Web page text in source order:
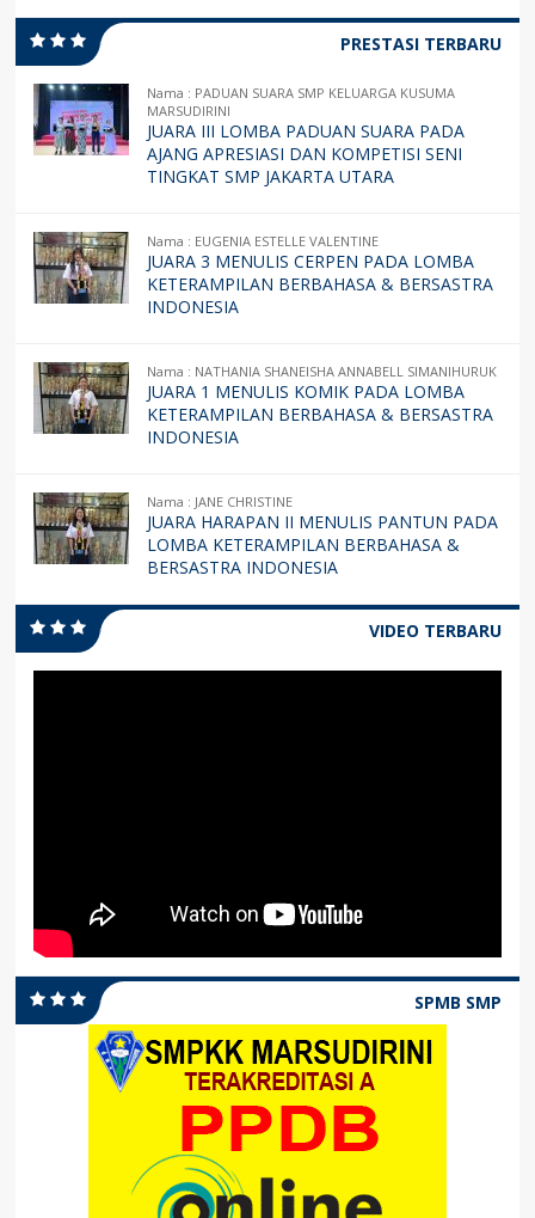
PRESTASI TERBARU
Nama : PADUAN SUARA SMP KELUARGA KUSUMA
MARSUDIRINI
JUARA III LOMBA PADUAN SUARA PADA
AJANG APRESIASI DAN KOMPETISI SENI
TINGKAT SMP JAKARTA UTARA
Nama : EUGENIA ESTELLE VALENTINE
JUARA 3 MENULIS CERPEN PADA LOMBA
KETERAMPILAN BERBAHASA & BERSASTRA
INDONESIA
Nama : NATHANIA SHANEISHA ANNABELL SIMANIHURUK
JUARA 1 MENULIS KOMIK PADA LOMBA
KETERAMPILAN BERBAHASA & BERSASTRA
INDONESIA
Nama : JANE CHRISTINE
JUARA HARAPAN II MENULIS PANTUN PADA
LOMBA KETERAMPILAN BERBAHASA &
BERSASTRA INDONESIA
VIDEO TERBARU
SPMB SMP